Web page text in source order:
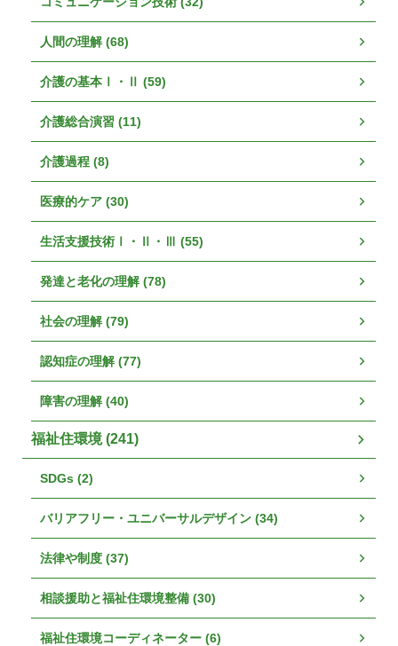
人間の理解 (68)
介護の基本Ⅰ・Ⅱ (59)
介護総合演習 (11)
介護過程 (8)
医療的ケア (30)
生活支援技術Ⅰ・Ⅱ・Ⅲ (55)
発達と老化の理解 (78)
社会の理解 (79)
認知症の理解 (77)
障害の理解 (40)
福祉住環境 (241)
SDGs (2)
バリアフリー・ユニバーサルデザイン (34)
法律や制度 (37)
相談援助と福祉住環境整備 (30)
福祉住環境コーディネーター (6)